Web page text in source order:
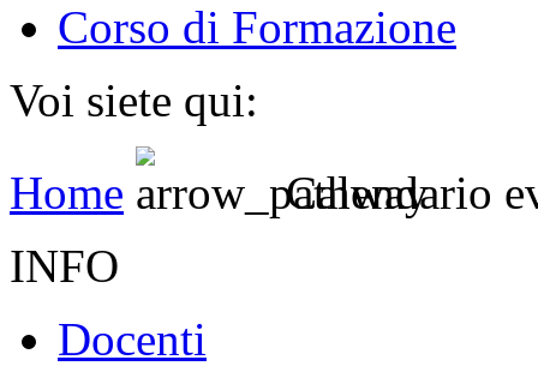
Corso di Formazione
Voi siete qui:
Home
Calendario
INFO
Docenti